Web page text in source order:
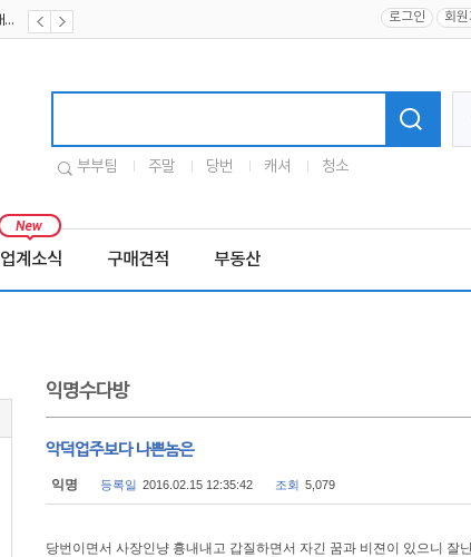
[공지] [호텔업] 유료서비스 이용약관 개정본2 (19.09.02) 로그인 회
부부팀 주말 당번 캐셔 청소
업계소식 구매견적 부동산
익명수다방
악덕업주보다 나쁜놈은
익명 등록일 2016.02.15 12:35:42 조회 5,079
당번이면서 사장인냥 흉내내고 갑질하면서 자긴 꿈과 비젼이 있으니 잘